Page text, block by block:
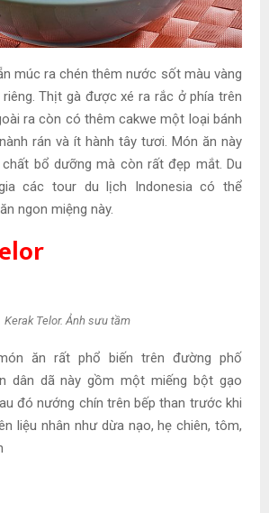
múc ra chén thêm nước sốt màu vàng
Thịt gà được xé ra rắc ở phía trên
ra còn có thêm cakwe một loại bánh
rán và ít hành tây tươi. Món ăn này
bổ dưỡng mà còn rất đẹp mắt. Du
các tour du lịch Indonesia có thể
ngon miệng này.
Kerak Telor. Ảnh sưu tầm
ăn rất phổ biến trên đường phố
dân dã này gồm một miếng bột gạo
đó nướng chín trên bếp than trước khi
liệu nhân như dừa nạo, hẹ chiên, tôm,